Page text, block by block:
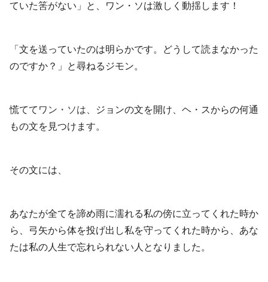
ていた筈がない」と、ワン・ソは激しく動揺します！
「文を送っていたのは明らかです。どうして読まなかった
のですか？」と尋ねるジモン。
慌てて ワン・ソは、
ジョンの文を開け、ヘ・スからの何通
もの文を見つけます。
その文には、
あなたが全てを諦め雨に濡れる私の傍に立ってくれた時か
ら、弓矢から体を投げ出し私を守ってくれた時から、あな
たは私の人生で忘れられない人となりました。